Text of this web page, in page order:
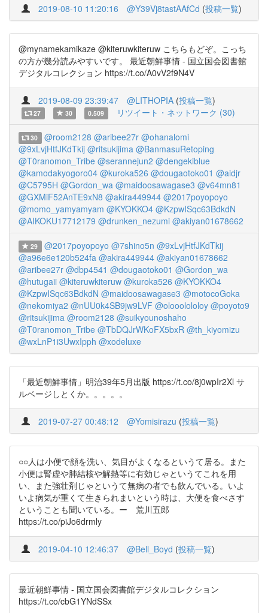
2019-08-10 11:20:16 @Y39Vj8tastAAfCd (投稿一覧)
@mynamekamikaze @kiteruwkiteruw こちらもどぞ。こっち
の方が幾分読みやすいです。 最近朝鮮事情 - 国立国会図書館
デジタルコレクション https://t.co/A0vV2f9N4V
2019-08-09 23:39:47 @LITHOPIA (投稿一覧)
27 30 0.509 リツイート・ネットワーク (30)
30 @room2128 @aribee27r @ohanalomi
@9xLvjHtfJKdTkij @ritsukijima @BanmasuRetoping
@T0ranomon_Tribe @serannejun2 @dengekiblue
@kamodakyogoro04 @kuroka526 @dougaotoko01 @aidjr
@C5795H @Gordon_wa @maidoosawagase3 @v64mn81
@GXMiF52AnTE9xN8 @akira449944 @2017poyopoyo
@momo_yamyamyam @KYOKKO4 @KzpwISqc63BdkdN
@AIKOKU17712179 @drunken_nezumi @akiyan01678662
29 @2017poyopoyo @7shino5n @9xLvjHtfJKdTkij
@a96e6e120b524fa @akira449944 @akiyan01678662
@aribee27r @dbp4541 @dougaotoko01 @Gordon_wa
@hutugaii @kiteruwkiteruw @kuroka526 @KYOKKO4
@KzpwISqc63BdkdN @maidoosawagase3 @motocoGoka
@nekomiya2 @nUU0k4SB9jw9LVF @olooolololoy @poyoto9
@ritsukijima @room2128 @suikyounoshaho
@T0ranomon_Tribe @TbDQJrWKoFX5bxR @th_kiyomizu
@wxLnP1i3UwxIpph @xodeluxe
「最近朝鮮事情」明治39年5月出版 https://t.co/8j0wpIr2Xl サ
ルベージしとくか。。。。。
2019-07-27 00:48:12 @Yomisirazu (投稿一覧)
○○人は小便で顔を洗い、気目がよくなるというて居る。また
小便は腎虚や肺結核や解熱等に有効じゃというてこれを用
い、また強壮剤じゃというて無病の者でも飲んでいる。いよ
いよ病気が重くて生きられまいという時は、大便を食べさす
ということも聞いている。ー 荒川五郎
https://t.co/piJo6drmly
2019-04-10 12:46:37 @Bell_Boyd (投稿一覧)
最近朝鮮事情 - 国立国会図書館デジタルコレクション
https://t.co/cbG1YNdSSx